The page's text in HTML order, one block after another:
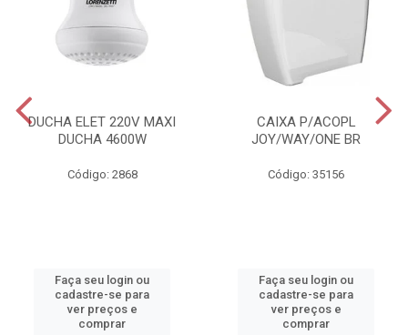
DUCHA ELET 220V MAXI
DUCHA 4600W
Código: 2868
Faça seu login ou
cadastre-se para
ver preços e
comprar
CAIXA P/ACOPL
JOY/WAY/ONE BR
Código: 35156
Faça seu login ou
cadastre-se para
ver preços e
comprar